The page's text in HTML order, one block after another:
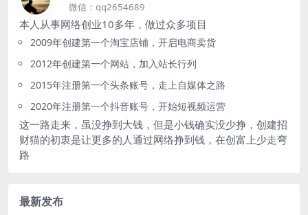
微信：qq2654689
本人从事网络创业10多年，做过众多项目
2009年创建第一个淘宝店铺，开启电商卖货
2012年创建第一个网站，加入站长行列
2015年注册第一个头条账号，走上自媒体之路
2020年注册第一个抖音账号，开始短视频运营
这一路走来，虽没挣到大钱，但是小钱确实没少挣，创建招
财猫的初衷是让更多的人通过网络挣到钱，在创富上少走弯
路
最新发布